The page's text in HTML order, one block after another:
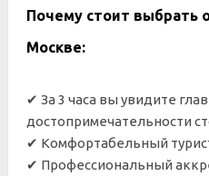
Почему стоит выбрать
Москве:
✔ За 3 часа вы увидите
достопримечательности
✔ Комфортабельный
✔ Профессиональный